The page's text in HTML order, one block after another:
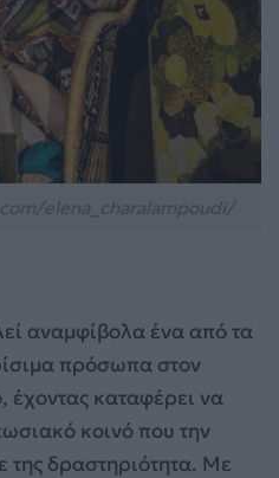
αναμφίβολα ένα από τα
πρόσωπα στον
καταφέρει να
κοινό που την
της δραστηριότητα. Με